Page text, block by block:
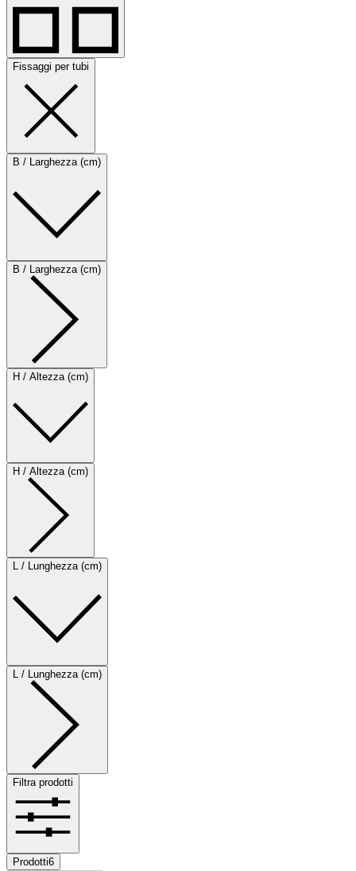
Fissaggi per tubi
B / Larghezza (cm)
B / Larghezza (cm)
H / Altezza (cm)
H / Altezza (cm)
L / Lunghezza (cm)
L / Lunghezza (cm)
Filtra prodotti
Prodotti6